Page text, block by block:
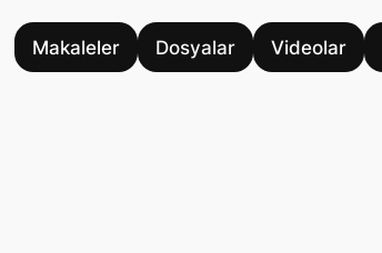
Makaleler Dosyalar Videolar